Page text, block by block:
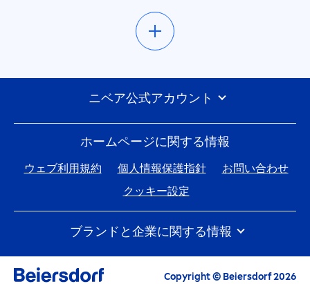
絞り込む
い、うるおいのあるつややかな肌に見せたいな
ど、あなたのニーズや肌のタイプにあったボディ
ケアをご提案します。
ニベアのボディケア製品のラインナップをご覧く
このページではニベアのボディケア製品のライン
ナップをご覧いただくことができます。ページ最
上部にあるフィルタを用いて検索を絞り込むと、
お客様のボディケアニーズやお探しの製品タイプ
切な人への素敵なプレゼントを探している方に
も、ご自分の肌を保湿するためのアイテムを探し
ている方にも、きっとお気に入りの製品を見つけ
ていただくことができます。
ホームページに関する情報
ウェブ利用規約 個人情報保護指針
お問い合わせ
クッキー設定
ブランドと企業に関する情報
ニベアの歴史 ニベア花王企業情報 採用情報
ニベア公式アカウント
Copyright © Beiersdorf 2026